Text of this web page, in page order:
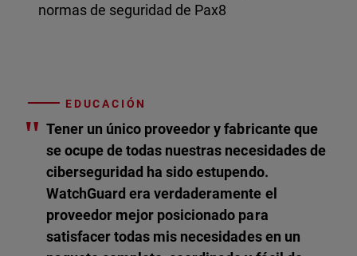
normas de seguridad de Pax8
EDUCACIÓN
" Tener un único proveedor y fabricante que
se ocupe de todas nuestras necesidades de
ciberseguridad ha sido estupendo.
WatchGuard era verdaderamente el
proveedor mejor posicionado para
satisfacer todas mis necesidades en un